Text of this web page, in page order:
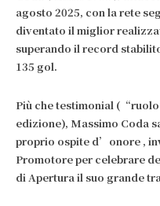
agosto 2025, con la rete
diventato ilmiglior
superando il record
135 gol.
Più che testimonial
edizione), Massimo Coda
proprio ospite d’onore ,
Promotoreper celebrare
di Aperturail suo grande